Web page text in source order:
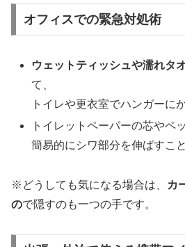
オフィスでの緊急対処術
ウェットティッシュや濡れタ
て、
トイレや更衣室でハンガーに
トイレットペーパーの芯やペ
簡易的にシワ部分を伸ばすこ
※どうしても気になる場合は、
カ
ので隠すのも一つの手です。